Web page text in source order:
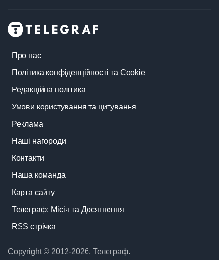
Про нас
Політика конфіденційності та Cookie
Редакційна політика
Умови користування та цитування
Реклама
Наші нагороди
Контакти
Наша команда
Карта сайту
Телеграф: Місія та Досягнення
RSS стрічка
Copyright © 2012-2026, Телеграф.